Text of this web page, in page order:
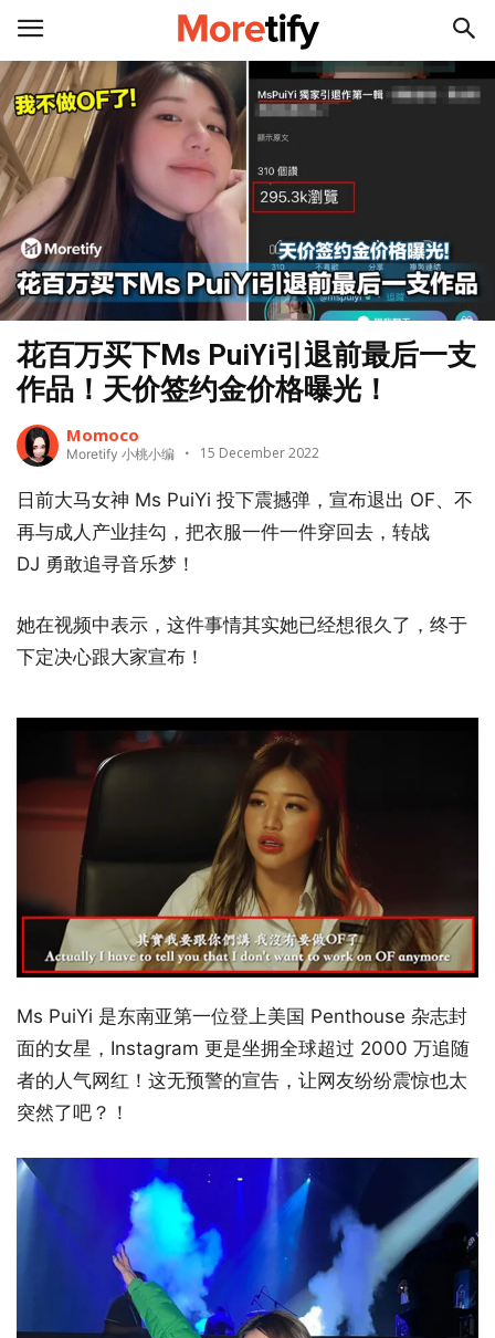
花百万买下Ms PuiYi引退前最后一支
作品！天价签约金价格曝光！
Momoco
Moretify 小桃小编 15 December 2022
日前大马女神 Ms PuiYi 投下震撼弹，宣布退出 OF、不
再与成人产业挂勾，把衣服一件一件穿回去，转战
DJ 勇敢追寻音乐梦！
她在视频中表示，这件事情其实她已经想很久了，终于
下定决心跟大家宣布！
Ms PuiYi 是东南亚第一位登上美国 Penthouse 杂志封
面的女星，Instagram 更是坐拥全球超过 2000 万追随
者的人气网红！这无预警的宣告，让网友纷纷震惊也太
突然了吧？！